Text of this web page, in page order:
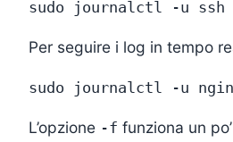
Per seguire i log in tempo
L’opzione -f funziona un